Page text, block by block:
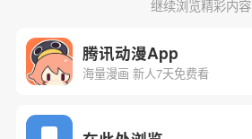
继续浏览精彩内容
腾讯动漫App
海量漫画 新人7天免费看